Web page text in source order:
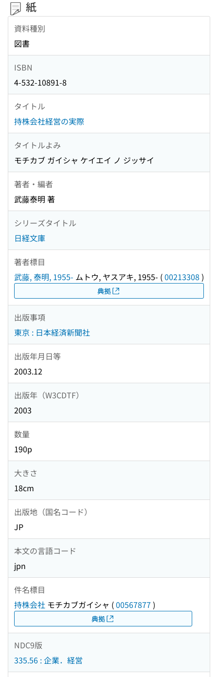
紙
資料種別
図書
ISBN
4-532-10891-8
タイトル
持株会社経営の実際
タイトルよみ
モチカブ ガイシャ ケイエイ ノ ジッサイ
著者・編者
武藤泰明 著
シリーズタイトル
日経文庫
著者標目
武藤, 泰明, 1955- ムトウ, ヤスアキ, 1955- (00213308 )
典拠
出版事項
東京 : 日本経済新聞社
出版年月日等
2003.12
出版年（W3CDTF）
2003
数量
190p
大きさ
18cm
出版地（国名コード）
JP
本文の言語コード
jpn
件名標目
持株会社 モチカブガイシャ (00567877 )
典拠
NDC9版
335.56 : 企業．経営